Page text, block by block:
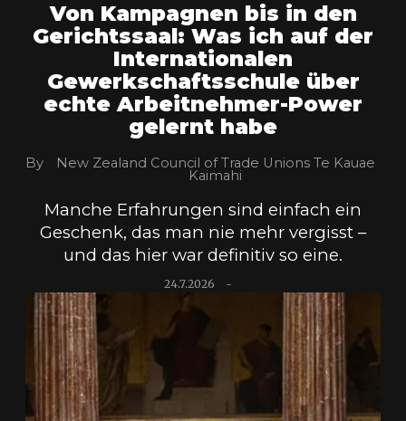
Von Kampagnen bis in den
Gerichtssaal: Was ich auf der
Internationalen
Gewerkschaftsschule über
echte Arbeitnehmer-Power
gelernt habe
By New Zealand Council of Trade Unions Te Kauae
Kaimahi
Manche Erfahrungen sind einfach ein
Geschenk, das man nie mehr vergisst –
und das hier war definitiv so eine.
24.7.2026 -